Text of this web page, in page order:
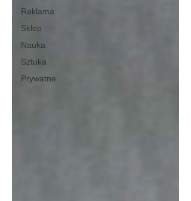
Reklama
Sklep
Nauka
Sztuka
Prywatne